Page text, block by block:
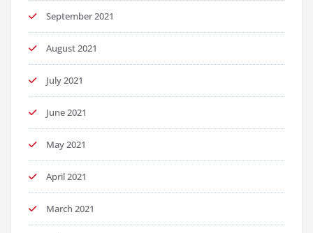
September 2021
August 2021
July 2021
June 2021
May 2021
April 2021
March 2021